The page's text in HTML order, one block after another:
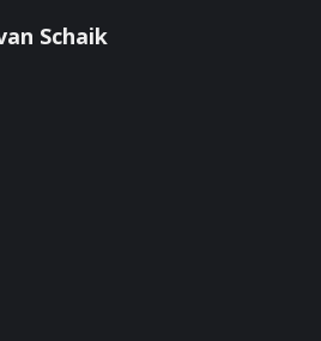
Schaik